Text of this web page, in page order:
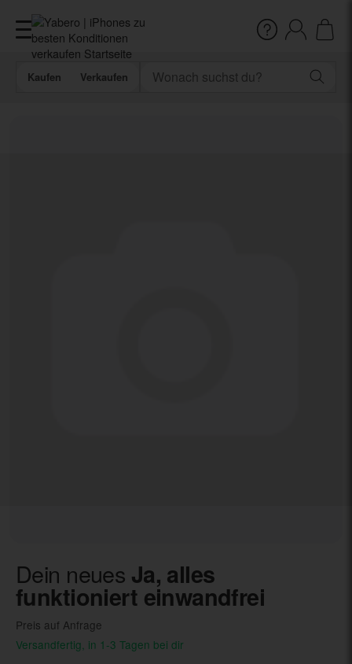
Kaufen Verkaufen
Dein neues Ja, alles
funktioniert einwandfrei
Preis auf Anfrage
Versandfertig, in 1-3 Tagen bei dir